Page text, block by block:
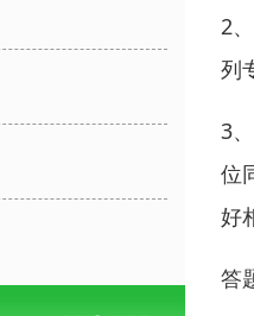
2
列
3
位
好
答